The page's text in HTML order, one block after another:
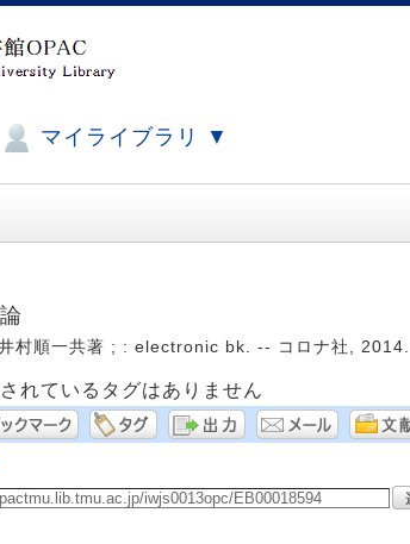
マイライブラリ ▼
村順一共著 ; : electronic bk. -- コロナ社,
れているタグはありません